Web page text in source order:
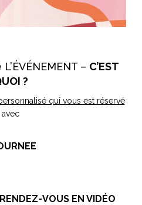
– C’EST
?
qui vous est réservé
avec
VOUS EN VIDÉO